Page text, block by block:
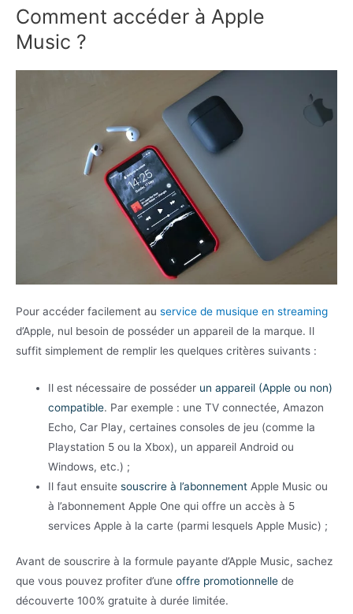
Comment accéder à Apple
Music ?
Pour accéder facilement au service de musique en streaming
d’Apple, nul besoin de posséder un appareil de la marque. Il
suffit simplement de remplir les quelques critères suivants :
Il est nécessaire de posséder un appareil (Apple ou non)
compatible. Par exemple : une TV connectée, Amazon
Echo, Car Play, certaines consoles de jeu (comme la
Playstation 5 ou la Xbox), un appareil Android ou
Windows, etc.) ;
Il faut ensuitesouscrire à l’abonnement Apple Music ou
à l’abonnement Apple One qui offre un accès à 5
services Apple à la carte (parmi lesquels Apple Music) ;
Avant de souscrire à la formule payante d’Apple Music, sachez
que vous pouvez profiter d’une offre promotionnelle de
découverte 100% gratuite à durée limitée.